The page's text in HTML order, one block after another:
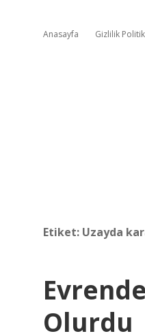
Anasayfa Gizlilik
Etiket: Uzayda
Olurdu